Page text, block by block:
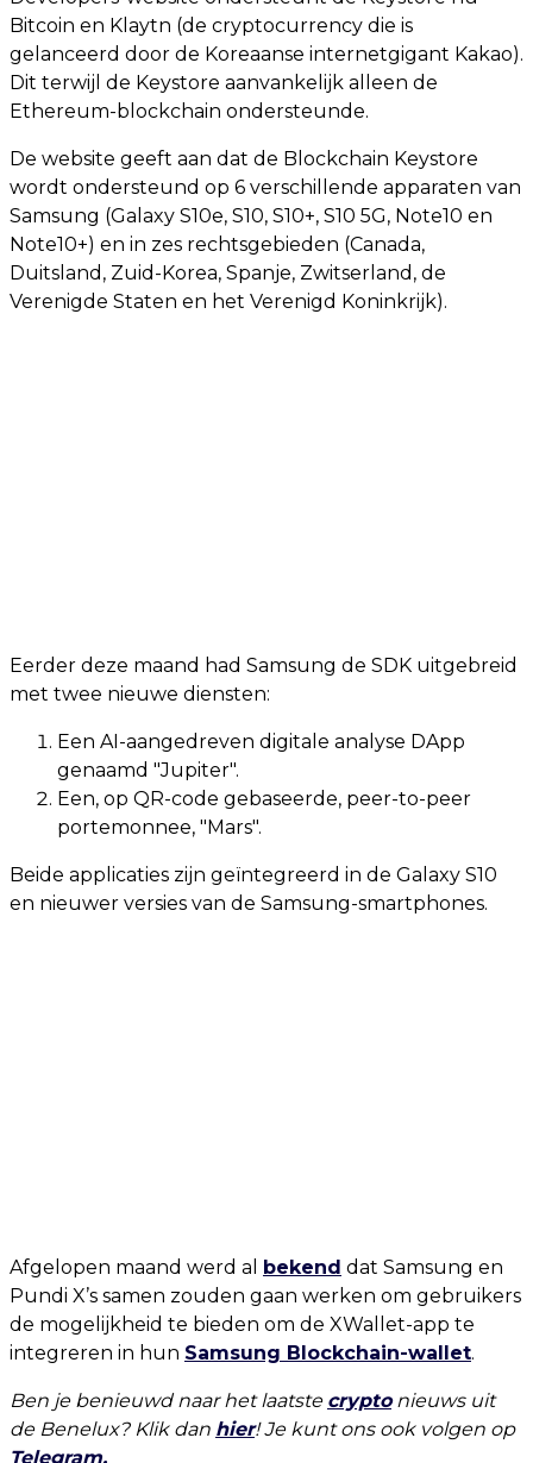
Bitcoin en Klaytn (de cryptocurrency die is
gelanceerd door de Koreaanse internetgigant Kakao).
Dit terwijl de Keystore aanvankelijk alleen de
Ethereum-blockchain ondersteunde.
De website geeft aan dat de Blockchain Keystore
wordt ondersteund op 6 verschillende apparaten van
Samsung (Galaxy S10e, S10, S10+, S10 5G, Note10 en
Note10+) en in zes rechtsgebieden (Canada,
Duitsland, Zuid-Korea, Spanje, Zwitserland, de
Verenigde Staten en het Verenigd Koninkrijk).
Eerder deze maand had Samsung de SDK uitgebreid
met twee nieuwe diensten:
Een AI-aangedreven digitale analyse DApp
genaamd "Jupiter".
Een, op QR-code gebaseerde, peer-to-peer
portemonnee, "Mars".
Beide applicaties zijn geïntegreerd in de Galaxy S10
en nieuwer versies van de Samsung-smartphones.
Afgelopen maand werd al bekend dat Samsung en
Pundi X’s samen zouden gaan werken om gebruikers
de mogelijkheid te bieden om de XWallet-app te
integreren in hun Samsung Blockchain-wallet.
Ben je benieuwd naar het laatste cryptonieuws uit
de Benelux? Klik dan hier! Je kunt ons ook volgen op
Telegram.